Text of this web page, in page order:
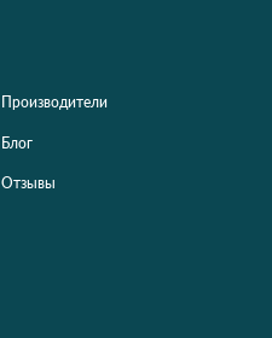
Производители
Блог
Отзывы